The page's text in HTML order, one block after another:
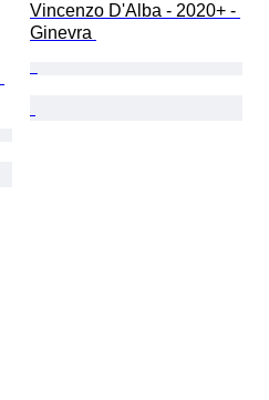
Vincenzo D'Alba - 2020+ -
Ginevra